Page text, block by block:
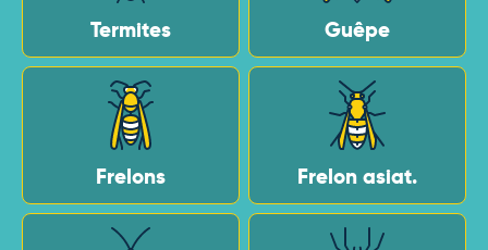
Termites Guêpe
Frelons Frelon asiat.